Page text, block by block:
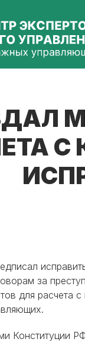
за
для
Конституции